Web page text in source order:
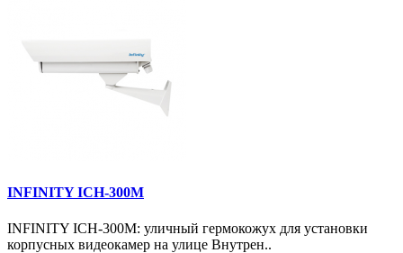
INFINITY ICH-300M
INFINITY ICH-300M: уличный гермокожух для установки
корпусных видеокамер на улице Внутрен..